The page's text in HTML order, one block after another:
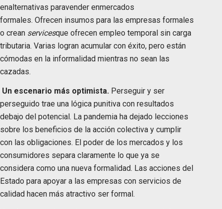
enalternativas paravender enmercados
formales. Ofrecen insumos para las empresas formales
o crean servicesque ofrecen empleo temporal sin carga
tributaria. Varias logran acumular con éxito, pero están
cómodas en la informalidad mientras no sean las
cazadas.
Un escenario más optimista. Perseguir y ser
perseguido trae una lógica punitiva con resultados
debajo del potencial. La pandemia ha dejado lecciones
sobre los beneficios de la acción colectiva y cumplir
con las obligaciones. El poder de los mercados y los
consumidores separa claramente lo que ya se
considera como una nueva formalidad. Las acciones del
Estado para apoyar a las empresas con servicios de
calidad hacen más atractivo ser formal.